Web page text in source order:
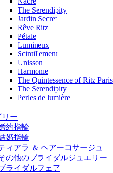
The Serendipity
Jardin Secret
Rêve Ritz
Pétale
Lumineux
Scintillement
Unisson
Harmonie
The Quintessence of Ritz Paris
The Serendipity
Perles de lumière
リー
約指輪
婚指輪
ィアラ ＆ ヘアーコサージュ
の他のブライダルジュエリー
ライダルフェア